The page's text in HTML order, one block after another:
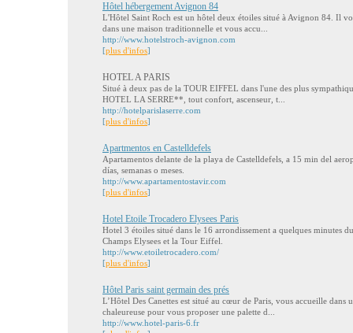
Hôtel hébergement Avignon 84
L'Hôtel Saint Roch est un hôtel deux étoiles situé à Avignon 84. Il
dans une maison traditionnelle et vous accu...
http://www.hotelstroch-avignon.com
[plus d'infos]
HOTEL A PARIS
Situé à deux pas de la TOUR EIFFEL dans l'une des plus
HOTEL LA SERRE**, tout confort, ascenseur, t...
http://hotelparislaserre.com
[plus d'infos]
Apartmentos en Castelldefels
Apartamentos delante de la playa de Castelldefels, a 15 min del
días, semanas o meses.
http://www.apartamentostavir.com
[plus d'infos]
Hotel Etoile Trocadero Elysees Paris
Hotel 3 étoiles situé dans le 16 arrondissement a quelques minutes
Champs Elysees et la Tour Eiffel.
http://www.etoiletrocadero.com/
[plus d'infos]
Hôtel Paris saint germain des prés
L’Hôtel Des Canettes est situé au cœur de Paris, vous accueille
chaleureuse pour vous proposer une palette d...
http://www.hotel-paris-6.fr